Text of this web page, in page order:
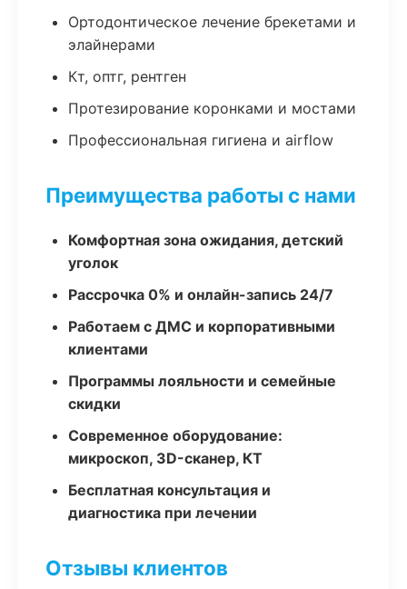
Ортодонтическое лечение брекетами и
элайнерами
Кт, оптг, рентген
Протезирование коронками и мостами
Профессиональная гигиена и airflow
Преимущества работы с нами
Комфортная зона ожидания, детский
уголок
Рассрочка 0% и онлайн-запись 24/7
Работаем с ДМС и корпоративными
клиентами
Программы лояльности и семейные
скидки
Современное оборудование:
микроскоп, 3D-сканер, КТ
Бесплатная консультация и
диагностика при лечении
Отзывы клиентов